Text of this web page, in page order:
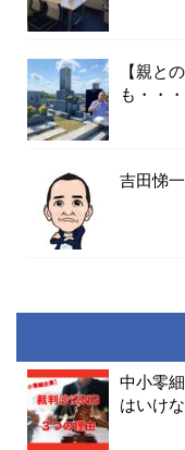
【親と
も・・
吉田悌
中小零
はいけ